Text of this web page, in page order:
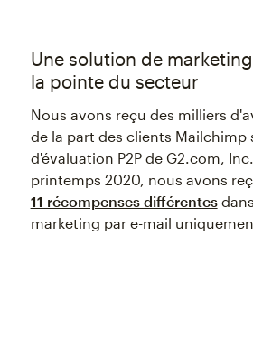
Une solution de
la pointe du secteur
Nous avons reçu des milliers
de la part des clients Mailchimp
d'évaluation P2P de G2.com,
printemps 2020, nous avons
11 récompenses différentes
marketing par e-mail